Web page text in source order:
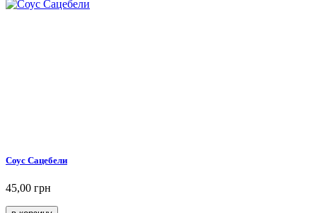
Соус Сацебели
45,00 грн